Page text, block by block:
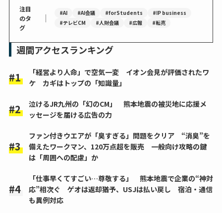
注目
のタ
グ
｜ #AI #AI会議 #forStudents
#IP business
#テレビCM
#人財会議 #広報 #転売
週間アクセスランキング
「経営より人命」で空気一変 イオン会見が評価されたワ
ケ カギはトップの「知識量」
泣けるJR九州の「幻のCM」 熊本地震の被災地に応援メ
ッセージを届ける広告の力
ファン付きウエアが「臭すぎる」問題をクリア “消臭”を
備えたワークマン、120万点超を販売 一般向け攻略の鍵
は「周囲への配慮」か
「仕事早くてすごい…尊敬する」 熊本地震で企業の“神対
応”相次ぐ ゲオは返却猶予、USJは払い戻し 宿泊・通信
も異例対応